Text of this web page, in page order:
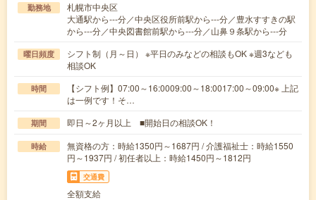
勤務地
札幌市中央区
大通駅から---分／中央区役所前駅から---分／豊水すすきの駅
から---分／中央図書館前駅から---分／山鼻９条駅から---分
曜日頻度
シフト制（月～日） ※平日のみなどの相談もOK ※週3なども
相談OK
時間
【シフト例】07:00～16:0009:00～18:0017:00～09:00※ 上記
は一例です！そ…
期間 即日～2ヶ月以上 ■開始日の相談OK！
時給
無資格の方：時給1350円～1687円 / 介護福祉士：時給1550
円～1937円 / 初任者以上：時給1450円～1812円
交通費
全額支給